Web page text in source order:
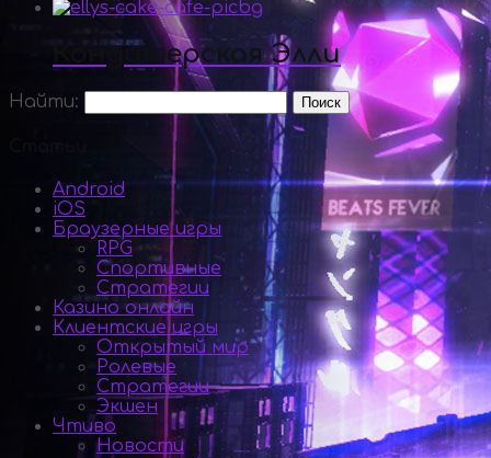
Кондитерская Элли
Найти:
Android
iOS
Браузерные игры
RPG
Спортивные
Стратегии
Казино онлайн
Клиентские игры
Открытый мир
Ролевые
Стратегии
Экшен
Чтиво
Новости